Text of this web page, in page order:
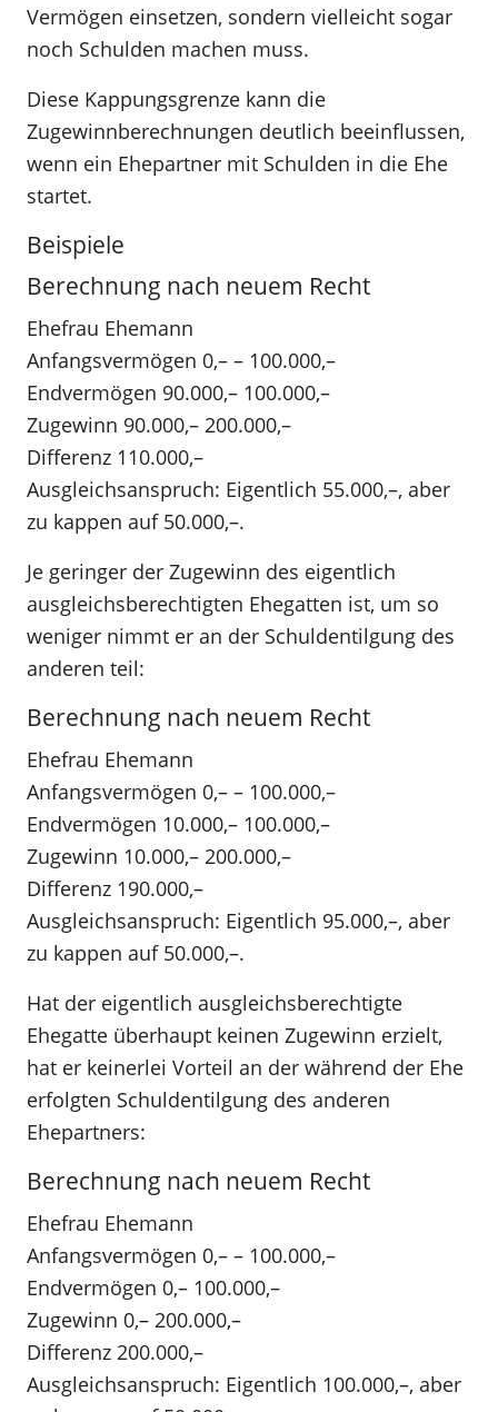
Vermögen einsetzen, sondern vielleicht sogar
noch Schulden machen muss.
Diese Kappungsgrenze kann die
Zugewinnberechnungen deutlich beeinflussen,
wenn ein Ehepartner mit Schulden in die Ehe
startet.
Beispiele
Berechnung nach neuem Recht
Ehefrau Ehemann
Anfangsvermögen 0,– – 100.000,–
Endvermögen 90.000,– 100.000,–
Zugewinn 90.000,– 200.000,–
Differenz 110.000,–
Ausgleichsanspruch: Eigentlich 55.000,–, aber
zu kappen auf 50.000,–.
Je geringer der Zugewinn des eigentlich
ausgleichsberechtigten Ehegatten ist, um so
weniger nimmt er an der Schuldentilgung des
anderen teil:
Berechnung nach neuem Recht
Ehefrau Ehemann
Anfangsvermögen 0,– – 100.000,–
Endvermögen 10.000,– 100.000,–
Zugewinn 10.000,– 200.000,–
Differenz 190.000,–
Ausgleichsanspruch: Eigentlich 95.000,–, aber
zu kappen auf 50.000,–.
Hat der eigentlich ausgleichsberechtigte
Ehegatte überhaupt keinen Zugewinn erzielt,
hat er keinerlei Vorteil an der während der Ehe
erfolgten Schuldentilgung des anderen
Ehepartners:
Berechnung nach neuem Recht
Ehefrau Ehemann
Anfangsvermögen 0,– – 100.000,–
Endvermögen 0,– 100.000,–
Zugewinn 0,– 200.000,–
Differenz 200.000,–
Ausgleichsanspruch: Eigentlich 100.000,–, aber